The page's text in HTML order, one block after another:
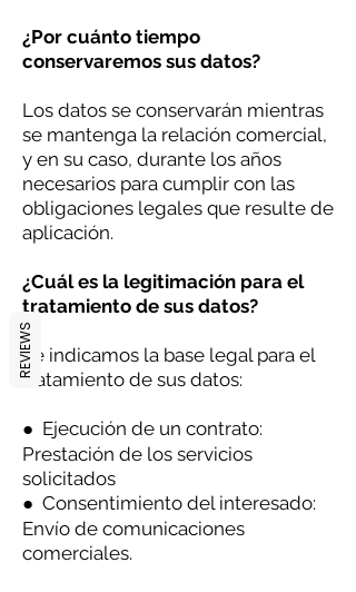
¿Por cuánto tiempo
conservaremos sus datos?
Los datos se conservarán mientras
se mantenga la relación comercial,
y en su caso, durante los años
necesarios para cumplir con las
obligaciones legales que resulte de
aplicación.
¿Cuál es la legitimación para el
tratamiento de sus datos?
Le indicamos la base legal para el
tratamiento de sus datos:
● Ejecución de un contrato:
Prestación de los servicios
solicitados
● Consentimiento del interesado:
Envío de comunicaciones
comerciales.
REVIEWS